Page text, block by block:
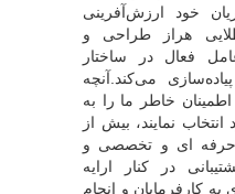
خود ارزش‌آفرینی
هراز طراحی و
فعال در ساختار
می‌کند.آنچه
خاطر ما را به
نمایند، بیش از
حرفه ای و تخصصی و
در کنار ارایه
کارفرمایان و انجام